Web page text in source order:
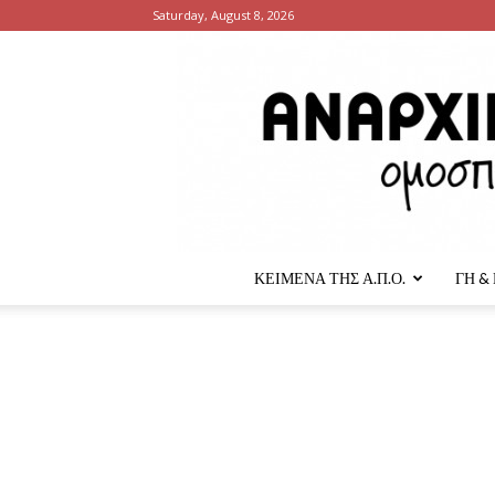
Saturday, August 8, 2026
ΚΕΙΜΕΝΑ ΤΗΣ Α.Π.Ο. ΓΗ &